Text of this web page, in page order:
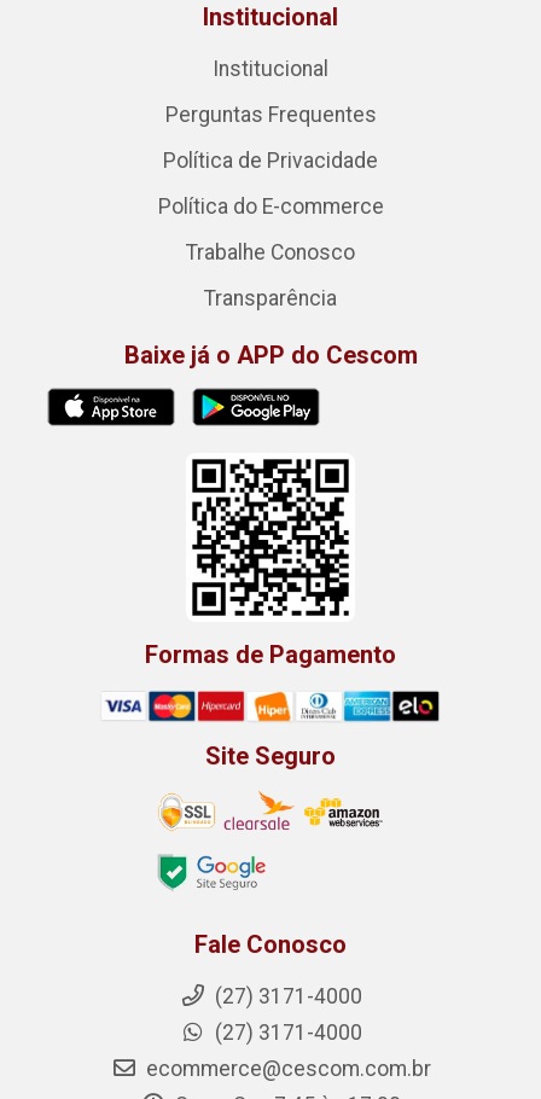
Institucional
Institucional
Perguntas Frequentes
Política de Privacidade
Política do E-commerce
Trabalhe Conosco
Transparência
Baixe já o APP do Cescom
Formas de Pagamento
Site Seguro
Fale Conosco
(27) 3171-4000
(27) 3171-4000
ecommerce@cescom.com.br